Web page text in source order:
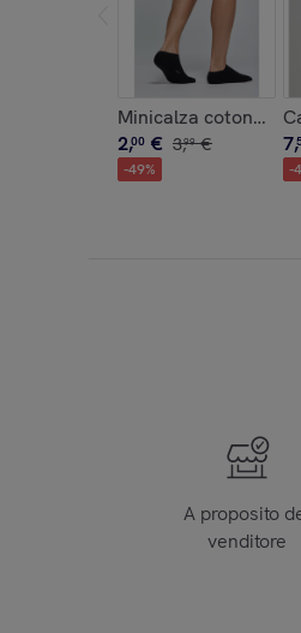
Minicalza cotone
2,00 € 3,99 €
-49%
7,
-
A proposito
venditore